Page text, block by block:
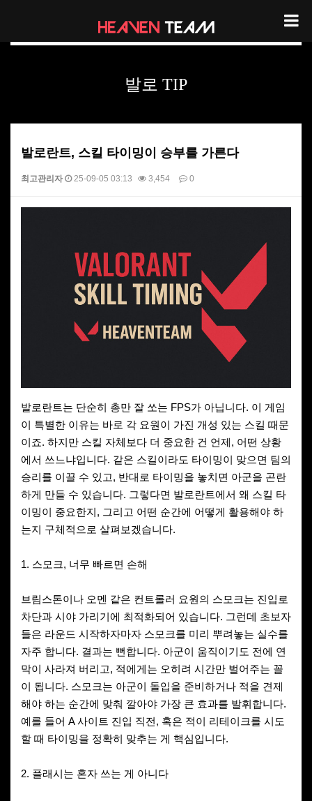
발로 TIP
발로란트, 스킬 타이밍이 승부를 가른다
최고관리자 25-09-05 03:13 3,454 0
발로란트는 단순히 총만 잘 쏘는 FPS가 아닙니다. 이 게임
이 특별한 이유는 바로 각 요원이 가진 개성 있는 스킬 때문
이죠. 하지만 스킬 자체보다 더 중요한 건 언제, 어떤 상황
에서 쓰느냐입니다. 같은 스킬이라도 타이밍이 맞으면 팀의
승리를 이끌 수 있고, 반대로 타이밍을 놓치면 아군을 곤란
하게 만들 수 있습니다. 그렇다면 발로란트에서 왜 스킬 타
이밍이 중요한지, 그리고 어떤 순간에 어떻게 활용해야 하
는지 구체적으로 살펴보겠습니다.
1. 스모크, 너무 빠르면 손해
브림스톤이나 오멘 같은 컨트롤러 요원의 스모크는 진입로
차단과 시야 가리기에 최적화되어 있습니다. 그런데 초보자
들은 라운드 시작하자마자 스모크를 미리 뿌려놓는 실수를
자주 합니다. 결과는 뻔합니다. 아군이 움직이기도 전에 연
막이 사라져 버리고, 적에게는 오히려 시간만 벌어주는 꼴
이 됩니다. 스모크는 아군이 돌입을 준비하거나 적을 견제
해야 하는 순간에 맞춰 깔아야 가장 큰 효과를 발휘합니다.
예를 들어 A 사이트 진입 직전, 혹은 적이 리테이크를 시도
할 때 타이밍을 정확히 맞추는 게 핵심입니다.
2. 플래시는 혼자 쓰는 게 아니다